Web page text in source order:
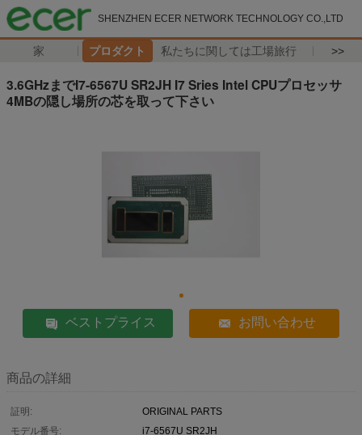
SHENZHEN ECER NETWORK TECHNOLOGY CO.,LTD
家 プロダクト 私たちに関しては工場旅行 >>
3.6GHzまでI7-6567U SR2JH I7 Sries Intel CPUプロセッサ
4MBの隠し場所の芯を取って下さい
ベストプライス お問い合わせ
商品の詳細
証明:
ORIGINAL PARTS
モデル番号:
i7-6567U SR2JH